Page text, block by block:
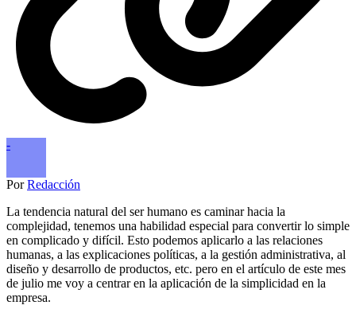
-
PorRedacción
La tendencia natural del ser humano es caminar hacia la
complejidad, tenemos una habilidad especial para convertir lo simple
en complicado y difícil. Esto podemos aplicarlo a las relaciones
humanas, a las explicaciones políticas, a la gestión administrativa, al
diseño y desarrollo de productos, etc. pero en el artículo de este mes
de julio me voy a centrar en la aplicación de la simplicidad en la
empresa.